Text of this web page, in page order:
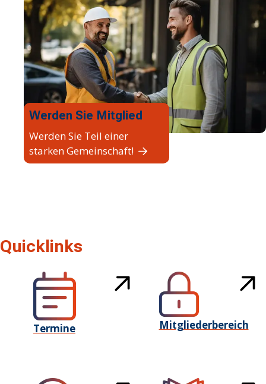
Werden Sie Mitglied
Werden Sie Teil einer
starken Gemeinschaft!
Quicklinks
Termine Mitgliederbereich